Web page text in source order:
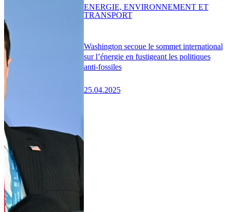
Washington secoue le sommet international
sur l’énergie en fustigeant les politiques
anti-fossiles
25.04.2025
ENERGIE, ENVIRONNEMENT ET
TRANSPORT